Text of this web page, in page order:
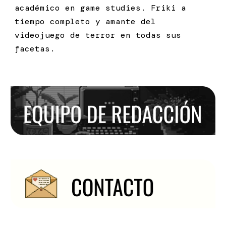
académico en game studies. Friki a
tiempo completo y amante del
videojuego de terror en todas sus
facetas.